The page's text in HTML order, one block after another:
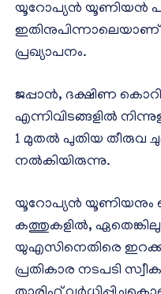
യൂറോപ്യൻ യൂണിയൻ
ഇതിനുപിന്നാലെയാണ്
പ്രഖ്യാപനം.
ജപ്പാൻ, ദക്ഷിണ
എന്നിവിടങ്ങളിൽ
1 മുതൽ പുതിയ തീരുവ
നൽകിയിരുന്നു.
യൂറോപ്യൻ യൂണിയനും
കത്തുകളിൽ,
യുഎസിനെതിരെ
പ്രതികാര നടപടി